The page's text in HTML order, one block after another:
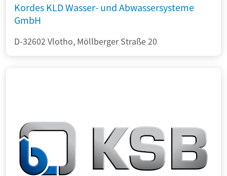
Kordes KLD Wasser- und Abwassersysteme
GmbH
D-32602 Vlotho, Möllberger Straße 20